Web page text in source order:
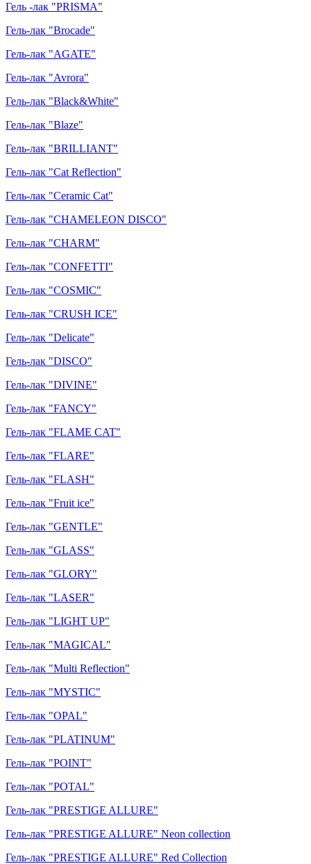
Гель -лак "PRISMA"
Гель-лак "Brocade"
Гель-лак "AGATE"
Гель-лак "Avrora"
Гель-лак "Black&White"
Гель-лак "Blaze"
Гель-лак "BRILLIANT"
Гель-лак "Cat Reflection"
Гель-лак "Ceramic Cat"
Гель-лак "CHAMELEON DISCO"
Гель-лак "CHARM"
Гель-лак "CONFETTI"
Гель-лак "COSMIC"
Гель-лак "CRUSH ICE"
Гель-лак "Delicate"
Гель-лак "DISCO"
Гель-лак "DIVINE"
Гель-лак "FANCY"
Гель-лак "FLAME CAT"
Гель-лак "FLARE"
Гель-лак "FLASH"
Гель-лак "Fruit ice"
Гель-лак "GENTLE"
Гель-лак "GLASS"
Гель-лак "GLORY"
Гель-лак "LASER"
Гель-лак "LIGHT UP"
Гель-лак "MAGICAL"
Гель-лак "Multi Reflection"
Гель-лак "MYSTIC"
Гель-лак "OPAL"
Гель-лак "PLATINUM"
Гель-лак "POINT"
Гель-лак "POTAL"
Гель-лак "PRESTIGE ALLURE"
Гель-лак "PRESTIGE ALLURE" Neon collection
Гель-лак "PRESTIGE ALLURE" Red Collection